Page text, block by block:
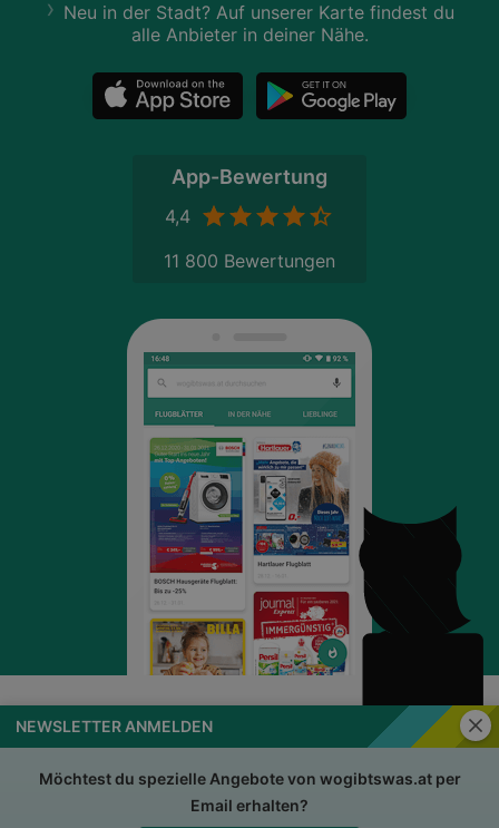
NEWSLETTER ANMELDEN
Möchtest du spezielle Angebote von wogibtswas.at per
Email erhalten?
Neu in der Stadt? Auf unserer Karte findest du
alle Anbieter in deiner Nähe.
App-Bewertung
4,4
11 800 Bewertungen
wogibtswas.at Impressum
Nutzungsbedingungen AGB
Datenschutzerklärung